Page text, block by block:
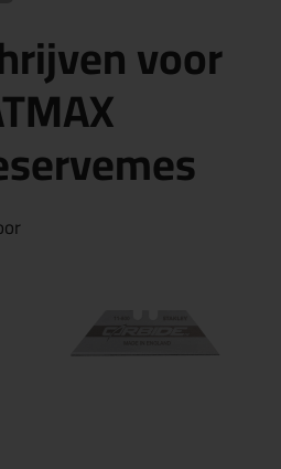
voor